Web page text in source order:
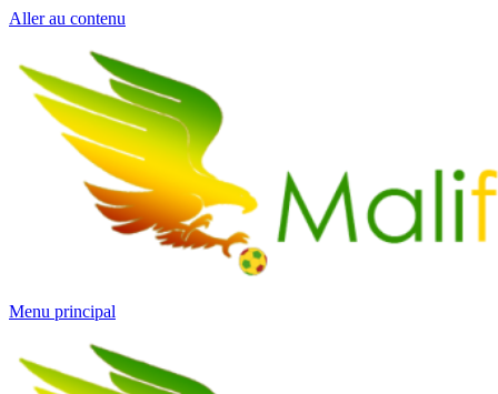
Aller au contenu
Menu principal